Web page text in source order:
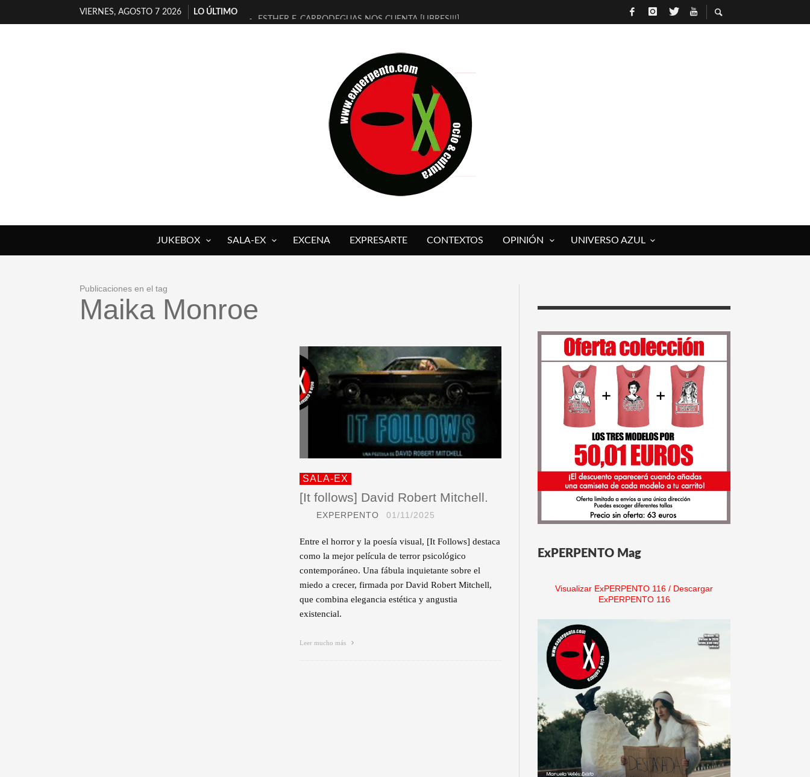
VIERNES, AGOSTO 7 2026
LO ÚLTIMO
ESTHER F. CARRODEGUAS NOS CUENTA [LIBRES!!!]
[ELECTRA JONDA] DE JUAN GUERRERO ZAMORA
TIMBRE 4, LA ESCUELA DEL DIRECTOR TEATRAL CLAUDIO TOLCACHIR
30 AÑOS (NO ES NADA) DE LA KATARSIS DEL TOMATAZO
MILITARES JUDÍAS EN #EXVITA
D’BALDOMEROS REINVENTAN [BITÁCORA 3.0] EN EXVITA
MARSHALL FLASH PRESENTA EN EXVITA [RELATIVA SENCILLEZ]
JOFRE BARDAGÍ EN EXVITA INTERPRETANDO A SERRAT
JUKEBOX SALA-EX EXCENA EXPRESARTE CONTEXTOS OPINIÓN UNIVERSO AZUL
Publicaciones en el tag
Maika Monroe
SALA-EX
[It follows] David Robert Mitchell.
EXPERPENTO 01/11/2025
Entre el horror y la poesía visual, [It Follows] destaca
como la mejor película de terror psicológico
contemporáneo. Una fábula inquietante sobre el
miedo a crecer, firmada por David Robert Mitchell,
que combina elegancia estética y angustia
existencial.
Leer mucho más
ExPERPENTO Mag
Visualizar ExPERPENTO 116 / Descargar
ExPERPENTO 116